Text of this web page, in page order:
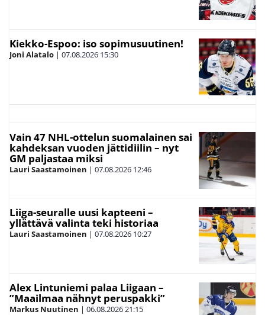
Kiekko-Espoo: iso sopimusuutinen!
Joni Alatalo | 07.08.2026 15:30
Vain 47 NHL-ottelun suomalainen sai
kahdeksan vuoden jättidiilin – nyt
GM paljastaa miksi
Lauri Saastamoinen | 07.08.2026 12:46
Liiga-seuralle uusi kapteeni –
yllättävä valinta teki historiaa
Lauri Saastamoinen | 07.08.2026 10:27
Alex Lintuniemi palaa Liigaan –
”Maailmaa nähnyt peruspakki”
Markus Nuutinen | 06.08.202621:15